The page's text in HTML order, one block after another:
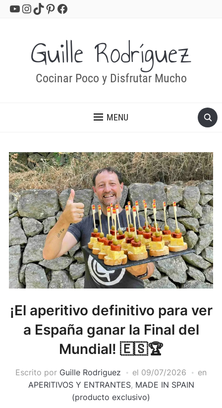
YouTube
Instagram
TikTok
Pinterest
Facebook
Guille Rodríguez
Cocinar Poco y Disfrutar Mucho
MENU
¡El aperitivo definitivo para ver
a España ganar la Final del
Mundial! 🇪🇸🏆
Escrito por Guille Rodriguez el 09/07/2026
en
APERITIVOS Y ENTRANTES, MADE IN SPAIN
(producto exclusivo)